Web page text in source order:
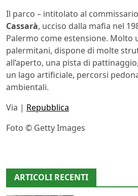
Il parco – intitolato al
Cassarà, ucciso dalla mafia nel
Palermo come estensione. Molto
palermitani, dispone di molte
all’aperto, una pista di
un lago artificiale, percorsi
ambientali.
Via | Repubblica
Foto © Getty Images
ARTICOLI RECENTI